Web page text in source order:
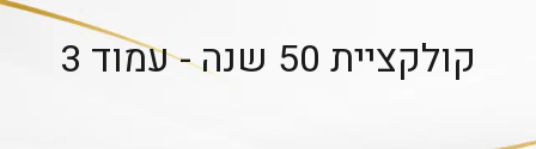
קולקציית 50 שנה - עמוד 3